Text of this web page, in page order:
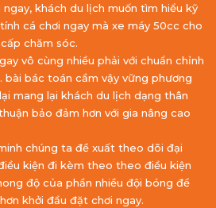
khách du lịch muốn tìm hiểu kỹ
cá chơi ngay mà xe máy 50cc cho
chăm sóc.
vô cùng nhiều phải với chuẩn chỉnh
bài bác toán cầm vậy vững phương
mang lại khách du lịch dạng thân
bảo đảm hơn với gia nâng cao
chúng ta đề xuất theo dõi đại
kiện đi kèm theo theo điều kiện
độ của phần nhiều đội bóng để
khởi đầu đặt chơi ngay.